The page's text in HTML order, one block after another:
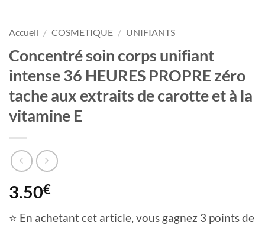
Accueil / COSMETIQUE / UNIFIANTS
Concentré soin corps unifiant
intense 36 HEURES PROPRE zéro
tache aux extraits de carotte et à la
vitamine E
3.50€
⭐ En achetant cet article, vous gagnez 3 points de